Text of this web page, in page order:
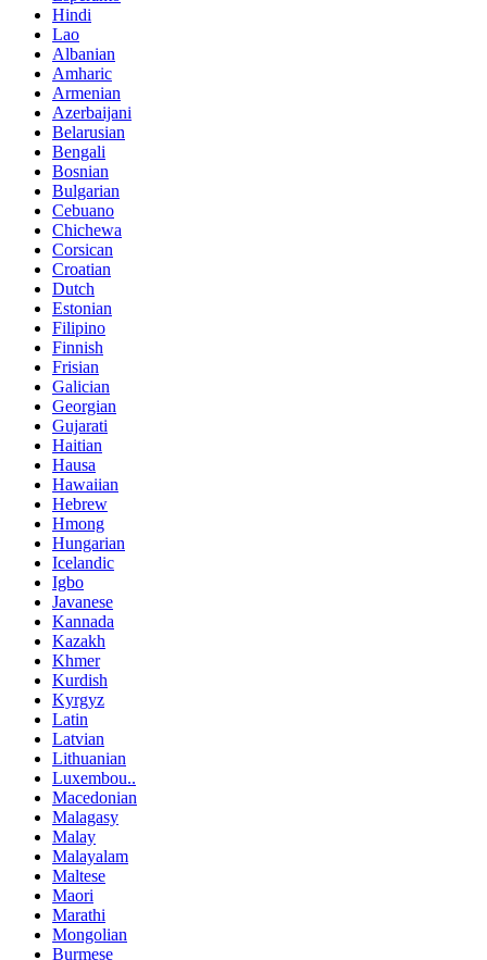
Hindi
Lao
Albanian
Amharic
Armenian
Azerbaijani
Belarusian
Bengali
Bosnian
Bulgarian
Cebuano
Chichewa
Corsican
Croatian
Dutch
Estonian
Filipino
Finnish
Frisian
Galician
Georgian
Gujarati
Haitian
Hausa
Hawaiian
Hebrew
Hmong
Hungarian
Icelandic
Igbo
Javanese
Kannada
Kazakh
Khmer
Kurdish
Kyrgyz
Latin
Latvian
Lithuanian
Luxembou..
Macedonian
Malagasy
Malay
Malayalam
Maltese
Maori
Marathi
Mongolian
Burmese